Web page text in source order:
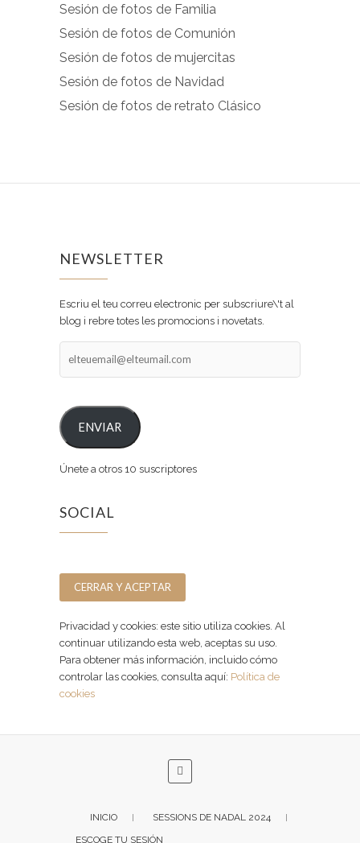
Sesión de fotos de Familia
Sesión de fotos de Comunión
Sesión de fotos de mujercitas
Sesión de fotos de Navidad
Sesión de fotos de retrato Clásico
NEWSLETTER
Escriu el teu correu electronic per subscriure\'t al
blog i rebre totes les promocions i novetats.
ENVIAR
Únete a otros 10 suscriptores
SOCIAL
Privacidad y cookies: este sitio utiliza cookies. Al
continuar utilizando esta web, aceptas su uso.
Para obtener más información, incluido cómo
controlar las cookies, consulta aquí: Política de
cookies
INICIO
SESSIONS DE NADAL 2024
ESCOGE TU SESIÓN